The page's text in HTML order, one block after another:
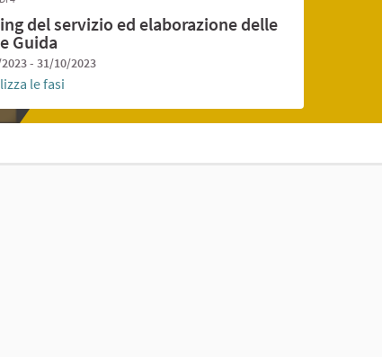
del servizio ed elaborazione delle
Guida
- 31/10/2023
le fasi